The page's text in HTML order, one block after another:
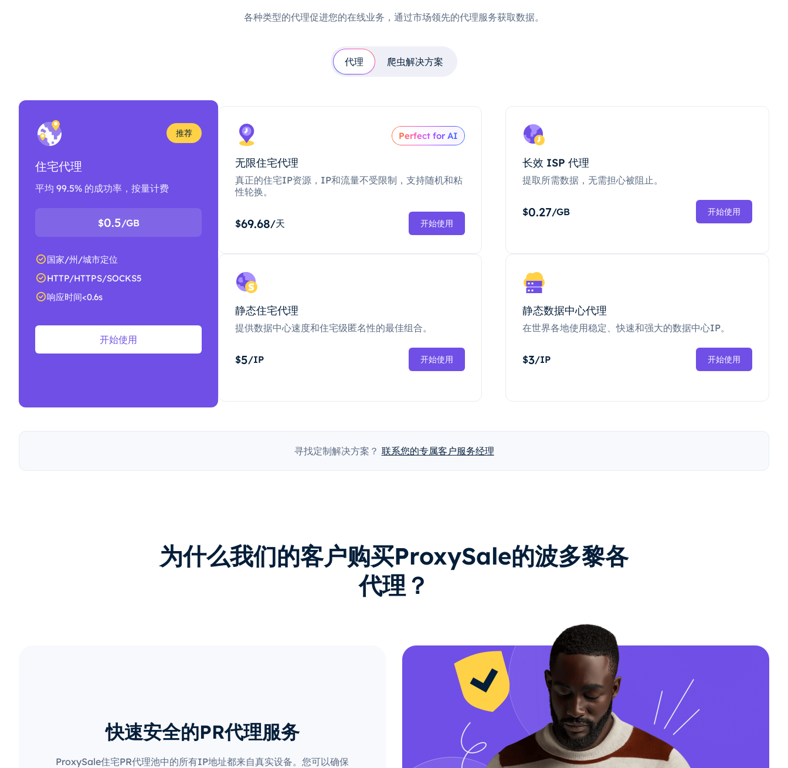
各种类型的代理促进您的在线业务，通过市场领先的代理服务获取数据。
代理 爬虫解决方案
推荐
住宅代理
平均 99.5% 的成功率，按量计费
$0.5/GB
国家/州/城市定位
HTTP/HTTPS/SOCKS5
响应时间<0.6s
开始使用
Perfect for AI
无限住宅代理
真正的住宅IP资源，IP和流量不受限制，支持随机和粘
性轮换。
$69.68/天 开始使用
长效 ISP 代理
提取所需数据，无需担心被阻止。
$0.27/GB 开始使用
静态住宅代理
提供数据中心速度和住宅级匿名性的最佳组合。
$5/IP 开始使用
静态数据中心代理
在世界各地使用稳定、快速和强大的数据中心IP。
$3/IP 开始使用
寻找定制解决方案？ 联系您的专属客户服务经理
为什么我们的客户购买ProxySale的波多黎各
代理？
快速安全的PR代理服务
ProxySale住宅PR代理池中的所有IP地址都来自真实设备。您可以确保